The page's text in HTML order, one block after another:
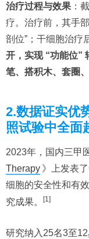
治疗过程与效果 ：
疗。治疗前，其手
剖位”；干细胞治疗
开，实现 “功能位”
笔、搭积木、套圈
2.数据证实优
照试验中全面
2023年，国内三甲
Therapy 》上发表
细胞的安全性和有
究成果。
[1]
研究纳入25名3至